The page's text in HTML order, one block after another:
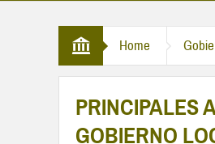
Home
PRINCIPALES
GOBIERNO